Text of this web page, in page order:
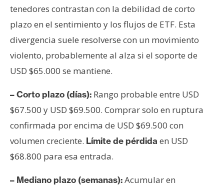
tenedores contrastan con la debilidad de corto
plazo en el sentimiento y los flujos de ETF. Esta
divergencia suele resolverse con un movimiento
violento, probablemente al alza si el soporte de
USD $65.000 se mantiene.
– Corto plazo (días): Rango probable entre USD
$67.500 y USD $69.500. Comprar solo en ruptura
confirmada por encima de USD $69.500 con
volumen creciente. Límite de pérdida en USD
$68.800 para esa entrada.
– Mediano plazo (semanas):Acumular en